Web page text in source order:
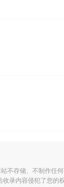
不存储、不制作任
收录内容侵犯了您的